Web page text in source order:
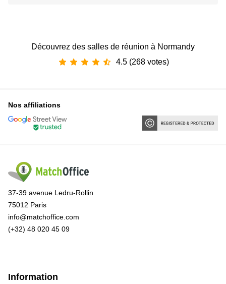
Découvrez des salles de réunion à Normandy
4.5 (268 votes)
Nos affiliations
37-39 avenue Ledru-Rollin
75012 Paris
info@matchoffice.com
(+32) 48 020 45 09
Information